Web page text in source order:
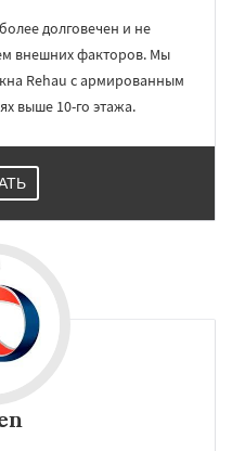
долговечен и не
внешних факторов. Мы
Rehau с армированным
выше 10-го этажа.